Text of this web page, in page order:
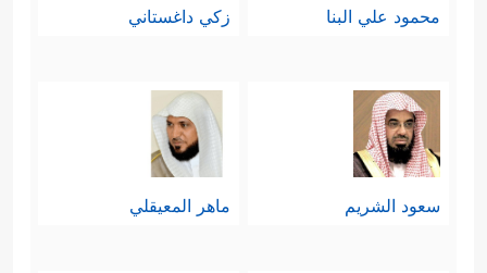
محمود علي البنا زكي داغستاني
سعود الشريم ماهر المعيقلي